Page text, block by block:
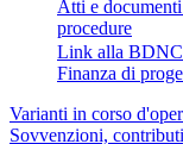
Atti e
procedure
Link alla
Finanza di
Varianti in corso
Sovvenzioni,